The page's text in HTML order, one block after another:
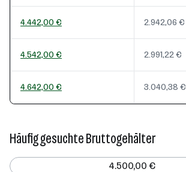
4.442,00 € 2.942,06 €
4.542,00 € 2.991,22 €
4.642,00 € 3.040,38 €
Häufig gesuchte Bruttogehälter
4.500,00 €